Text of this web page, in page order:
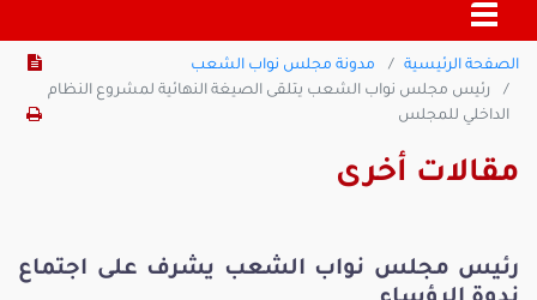
الصفحة الرئيسية
مدونة مجلس نواب الشعب
رئيس مجلس نواب الشعب يتلقى الصيغة النهائية لمشروع النظام
الداخلي للمجلس
مقالات أخرى
رئيس مجلس نواب الشعب يشرف على اجتماع